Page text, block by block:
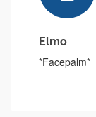
Elmo
*Facepalm*